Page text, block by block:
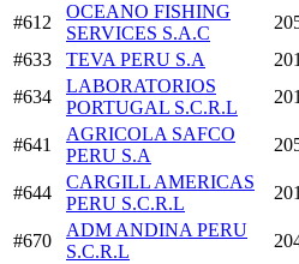
#612
OCEANO FISHING
SERVICES S.A.C
#633
TEVA PERU S.A
#634
LABORATORIOS
PORTUGAL S.C.R.L
#641
AGRICOLA SAFCO
PERU S.A
#644
CARGILL AMERICAS
PERU S.C.R.L
#670
ADM ANDINA PERU
S.C.R.L